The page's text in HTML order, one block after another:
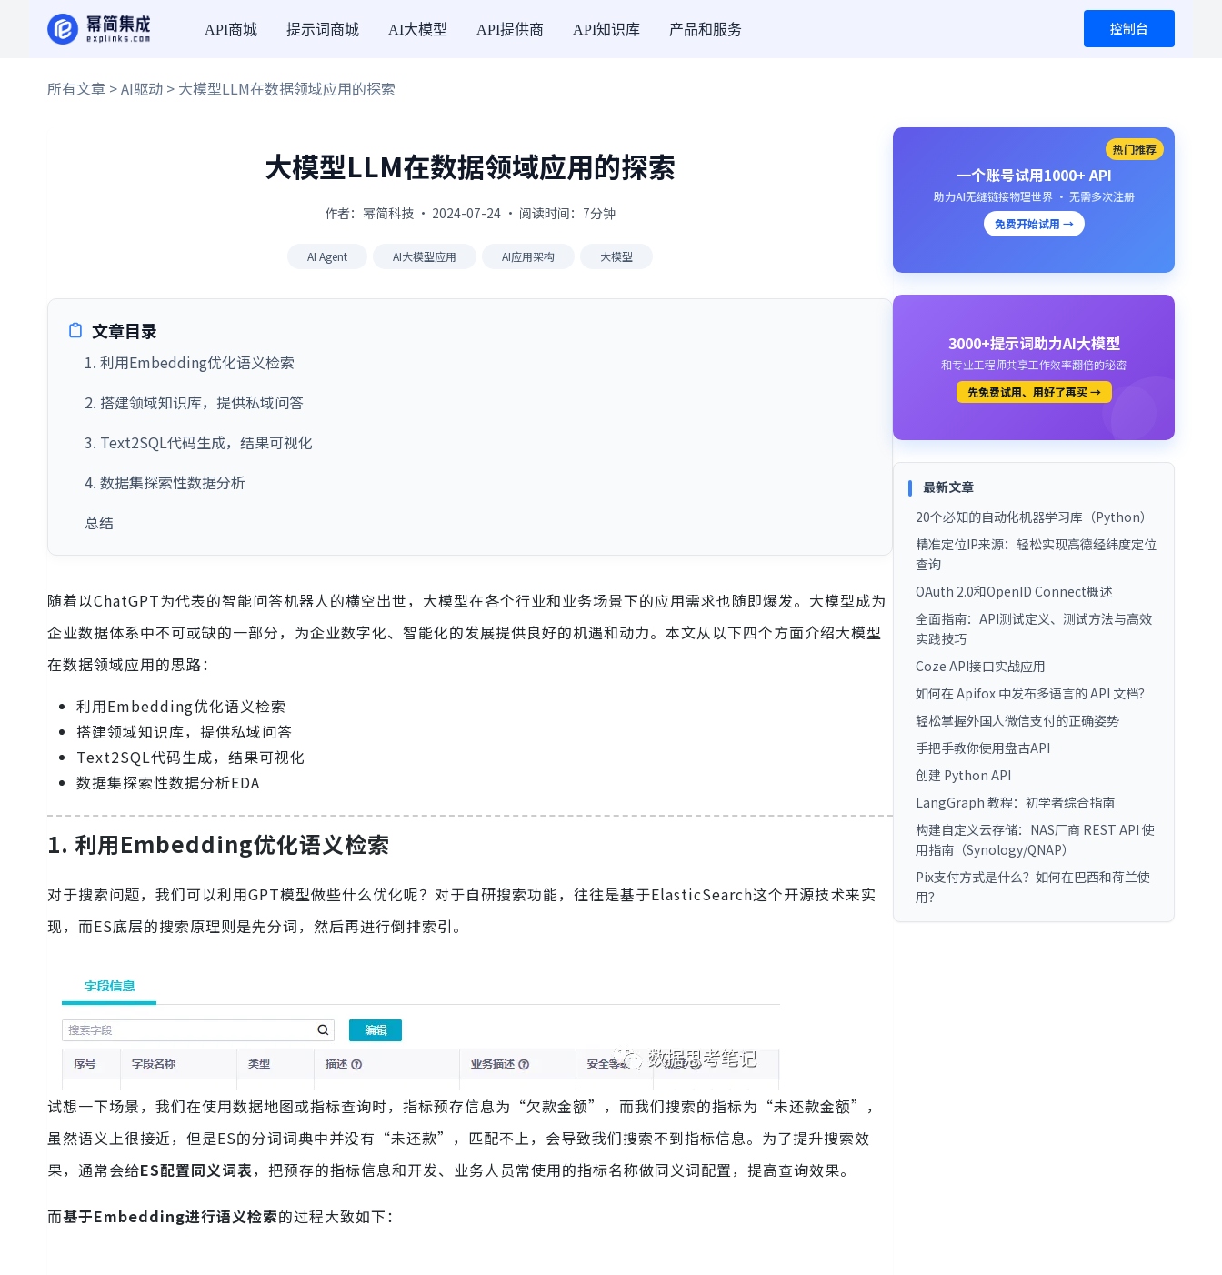
API商城 提示词商城 AI大模型 API提供商 API知识库 产品和服务 控制台
所有文章 >AI驱动 > 大模型LLM在数据领域应用的探索
大模型LLM在数据领域应用的探索
作者：幂简科技 · 2024-07-24 · 阅读时间：7分钟
AI Agent AI大模型应用 AI应用架构 大模型
文章目录
1. 利用Embedding优化语义检索
2. 搭建领域知识库，提供私域问答
3. Text2SQL代码生成，结果可视化
4. 数据集探索性数据分析
总结
随着以ChatGPT为代表的智能问答机器人的横空出世，大模型在各个行业和业务场景下的应用需求也随即爆发。大模型成为
企业数据体系中不可或缺的一部分，为企业数字化、智能化的发展提供良好的机遇和动力。本文从以下四个方面介绍大模型
在数据领域应用的思路：
利用Embedding优化语义检索
搭建领域知识库，提供私域问答
Text2SQL代码生成，结果可视化
数据集探索性数据分析EDA
1. 利用Embedding优化语义检索
对于搜索问题，我们可以利用GPT模型做些什么优化呢？对于自研搜索功能，往往是基于ElasticSearch这个开源技术来实
现，而ES底层的搜索原理则是先分词，然后再进行倒排索引。
试想一下场景，我们在使用数据地图或指标查询时，指标预存信息为“欠款金额”，而我们搜索的指标为“未还款金额”，
虽然语义上很接近，但是ES的分词词典中并没有“未还款”，匹配不上，会导致我们搜索不到指标信息。为了提升搜索效
果，通常会给ES配置同义词表，把预存的指标信息和开发、业务人员常使用的指标名称做同义词配置，提高查询效果。
而基于Embedding进行语义检索的过程大致如下：
热门推荐
一个账号试用1000+ API
助力AI无缝链接物理世界 · 无需多次注册
免费开始试用 →
3000+提示词助力AI大模型
和专业工程师共享工作效率翻倍的秘密
先免费试用、用好了再买 →
最新文章
20个必知的自动化机器学习库（Python）
精准定位IP来源：轻松实现高德经纬度定位
查询
OAuth 2.0和OpenID Connect概述
全面指南：API测试定义、测试方法与高效
实践技巧
Coze API接口实战应用
如何在 Apifox 中发布多语言的 API 文档？
轻松掌握外国人微信支付的正确姿势
手把手教你使用盘古API
创建 Python API
LangGraph 教程：初学者综合指南
构建自定义云存储：NAS厂商 REST API 使
用指南（Synology/QNAP）
Pix支付方式是什么？如何在巴西和荷兰使
用？